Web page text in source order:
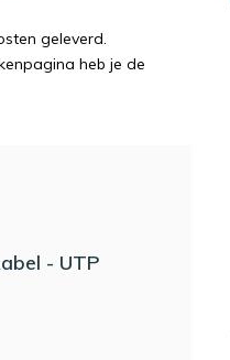
geleverd.
heb je de
- UTP